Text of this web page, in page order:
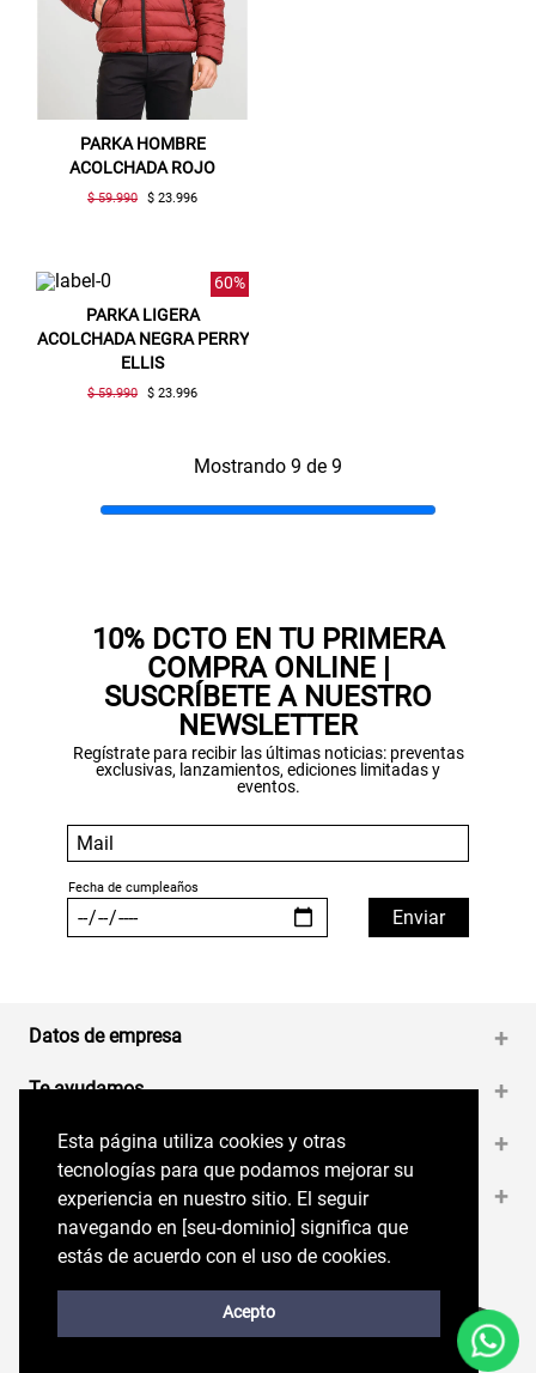
Esta página utiliza cookies y otras
tecnologías para que podamos mejorar su
experiencia en nuestro sitio. El seguir
navegando en perryellis.cl significa que estás
de acuerdo con el uso de cookies.
Acepto
Esta página utiliza cookies y otras
tecnologías para que podamos mejorar su
experiencia en nuestro sitio. El seguir
navegando en [seu-dominio] significa que
estás de acuerdo con el uso de cookies.
Acepto
PARKA HOMBRE
ACOLCHADA ROJO
$ 59.990 $ 23.996
60%
PARKA LIGERA
ACOLCHADA NEGRA PERRY
ELLIS
$ 59.990 $ 23.996
Mostrando 9 de 9
10% DCTO EN TU PRIMERA
COMPRA ONLINE |
SUSCRÍBETE A NUESTRO
NEWSLETTER
Regístrate para recibir las últimas noticias: preventas
exclusivas, lanzamientos, ediciones limitadas y
eventos.
Aquí esta tu cupón, usalo en tu siguiente
compra. Valido por 72 hrs.
Datos de empresa +
Te ayudamos +
Medios de pago +
Contáctanos +
Síguenos en nuestras RRSS
Trabaja con Nosotros